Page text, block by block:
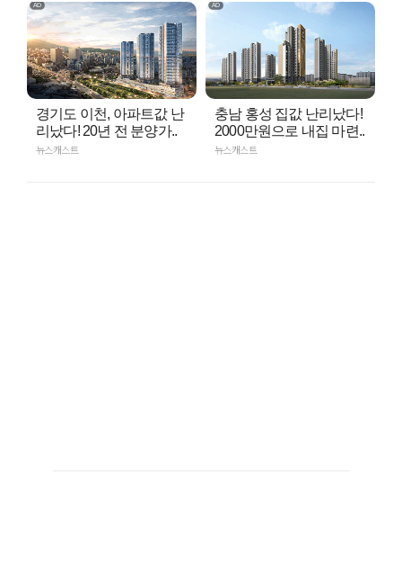
경기도 이천, 아파트값 난
리났다! 20년 전 분양가..
뉴스캐스트
충남 홍성 집값 난리났다!
2000만원으로 내집 마련..
뉴스캐스트